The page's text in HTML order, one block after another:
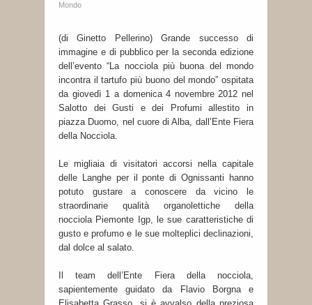
Mondo
(di Ginetto Pellerino) Grande successo di
immagine e di pubblico per la seconda edizione
dell’evento “La nocciola più buona del mondo
incontra il tartufo più buono del mondo” ospitata
da giovedì 1 a domenica 4 novembre 2012 nel
Salotto dei Gusti e dei Profumi allestito in
piazza Duomo, nel cuore di Alba, dall’Ente Fiera
della Nocciola.
Le migliaia di visitatori accorsi nella capitale
delle Langhe per il ponte di Ognissanti hanno
potuto gustare a conoscere da vicino le
straordinarie qualità organolettiche della
nocciola Piemonte Igp, le sue caratteristiche di
gusto e profumo e le sue molteplici declinazioni,
dal dolce al salato.
Il team dell’Ente Fiera della nocciola,
sapientemente guidato da Flavio Borgna e